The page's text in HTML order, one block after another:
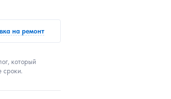
на ремонт
который
сроки.